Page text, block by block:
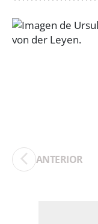
ANTERIOR